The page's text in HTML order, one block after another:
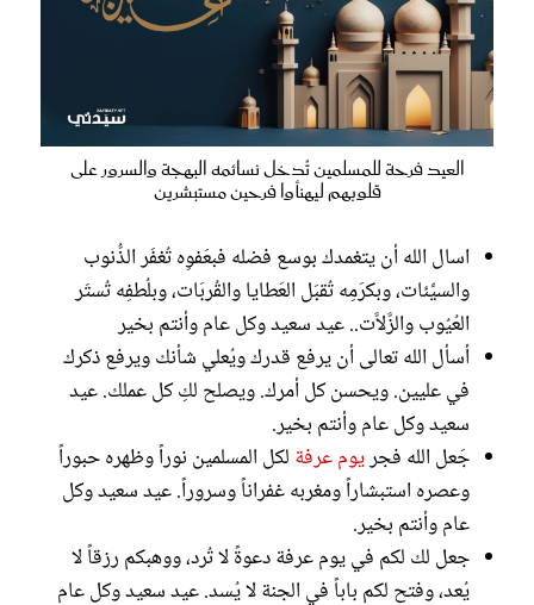
العيد فرحة للمسلمين تُدخل نسائمه البهجة والسرور على
قلوبهم ليهنأوا فرحين مستبشرين
اسال الله أن يتغمدك بوسع فضله فبعَفوِه تُغفَر الذُّنوب
والسيِّئات، وبكرَمِه تُقبَل العَطايا والقُربَات، وبلُطفِه تُستَر
العُيُوب والزَّلاَّت.. عيد سعيد وكل عام وأنتم بخير
أسأل الله تعالى أن يرفع قدرك ويُعلي شأنك ويرفع ذكرك
في عليين. ويحسن كل أمرك. ويصلح لكِ كل عملك. عيد
سعيد وكل عام وأنتم بخير.
جَعل الله فجريوم عرفة لكل المسلمين نوراً وظهره حبوراً
وعصره استبشاراً ومغربه غفراناً وسروراً. عيد سعيد وكل
عام وأنتم بخير.
جعل لك لكم في يوم عرفة دعوةً لا تُرد، ووهبكم رزقاً لا
يُعد، وفتح لكم باباً في الجنة لا يُسد. عيد سعيد وكل عام